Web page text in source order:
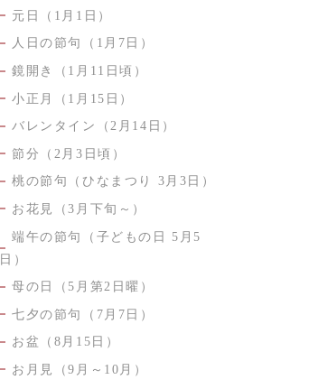
元日（1月1日）
人日の節句（1月7日）
鏡開き（1月11日頃）
小正月（1月15日）
バレンタイン（2月14日）
節分（2月3日頃）
桃の節句（ひなまつり 3月3日）
お花見（3月下旬～）
端午の節句（子どもの日 5月5
日）
母の日（5月第2日曜）
七夕の節句（7月7日）
お盆（8月15日）
お月見（9月～10月）